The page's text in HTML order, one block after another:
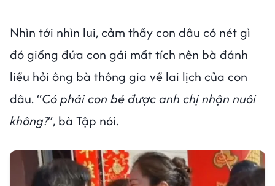
Nhìn tới nhìn lui, cảm thấy con dâu có nét gì
đó giống đứa con gái mất tích nên bà đánh
liều hỏi ông bà thông gia về lai lịch của con
dâu. “Có phải con bé được anh chị nhận nuôi
không?”, bà Tập nói.